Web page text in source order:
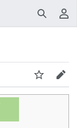
検索 利
ウォッチ編集